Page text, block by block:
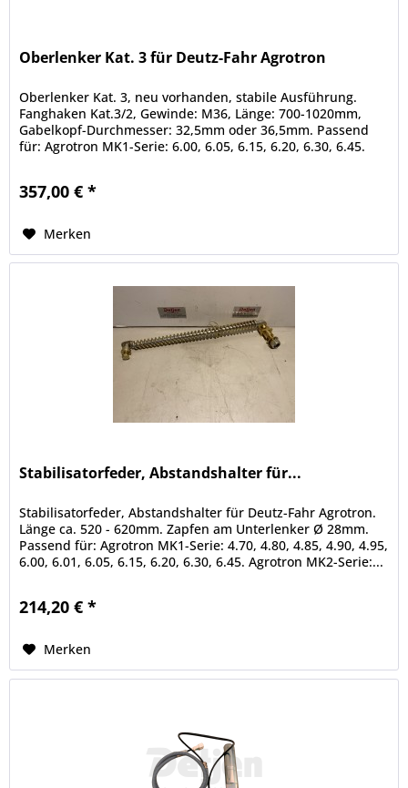
Oberlenker Kat. 3 für Deutz-Fahr Agrotron
Oberlenker Kat. 3, neu vorhanden, stabile Ausführung.
Fanghaken Kat.3/2, Gewinde: M36, Länge: 700-1020mm,
Gabelkopf-Durchmesser: 32,5mm oder 36,5mm. Passend
für: Agrotron MK1-Serie: 6.00, 6.05, 6.15, 6.20, 6.30, 6.45.
357,00 € *
Merken
Stabilisatorfeder, Abstandshalter für...
Stabilisatorfeder, Abstandshalter für Deutz-Fahr Agrotron.
Länge ca. 520 - 620mm. Zapfen am Unterlenker Ø 28mm.
Passend für: Agrotron MK1-Serie: 4.70, 4.80, 4.85, 4.90, 4.95,
6.00, 6.01, 6.05, 6.15, 6.20, 6.30, 6.45. Agrotron MK2-Serie:...
214,20 € *
Merken